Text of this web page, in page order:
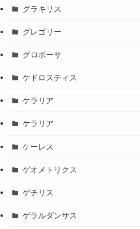
グラキリス
グレゴリー
グロボーサ
ケドロスティス
ケラリア
ケラリア
ケーレス
ゲオメトリクス
ゲチリス
ゲラルダンサス